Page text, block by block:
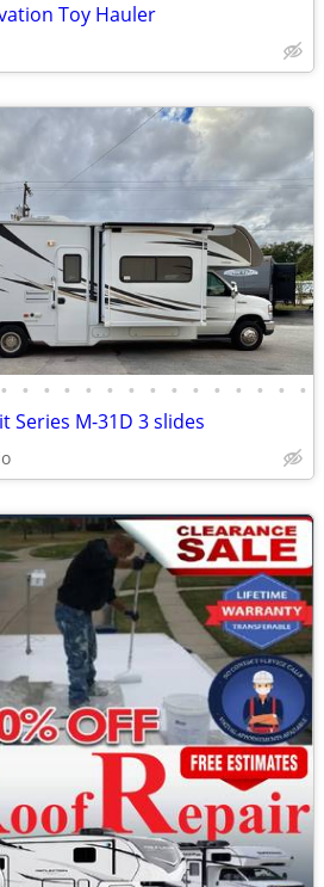
Toy Hauler
• • • • • • • • • • • • • • •
Series M-31D 3 slides